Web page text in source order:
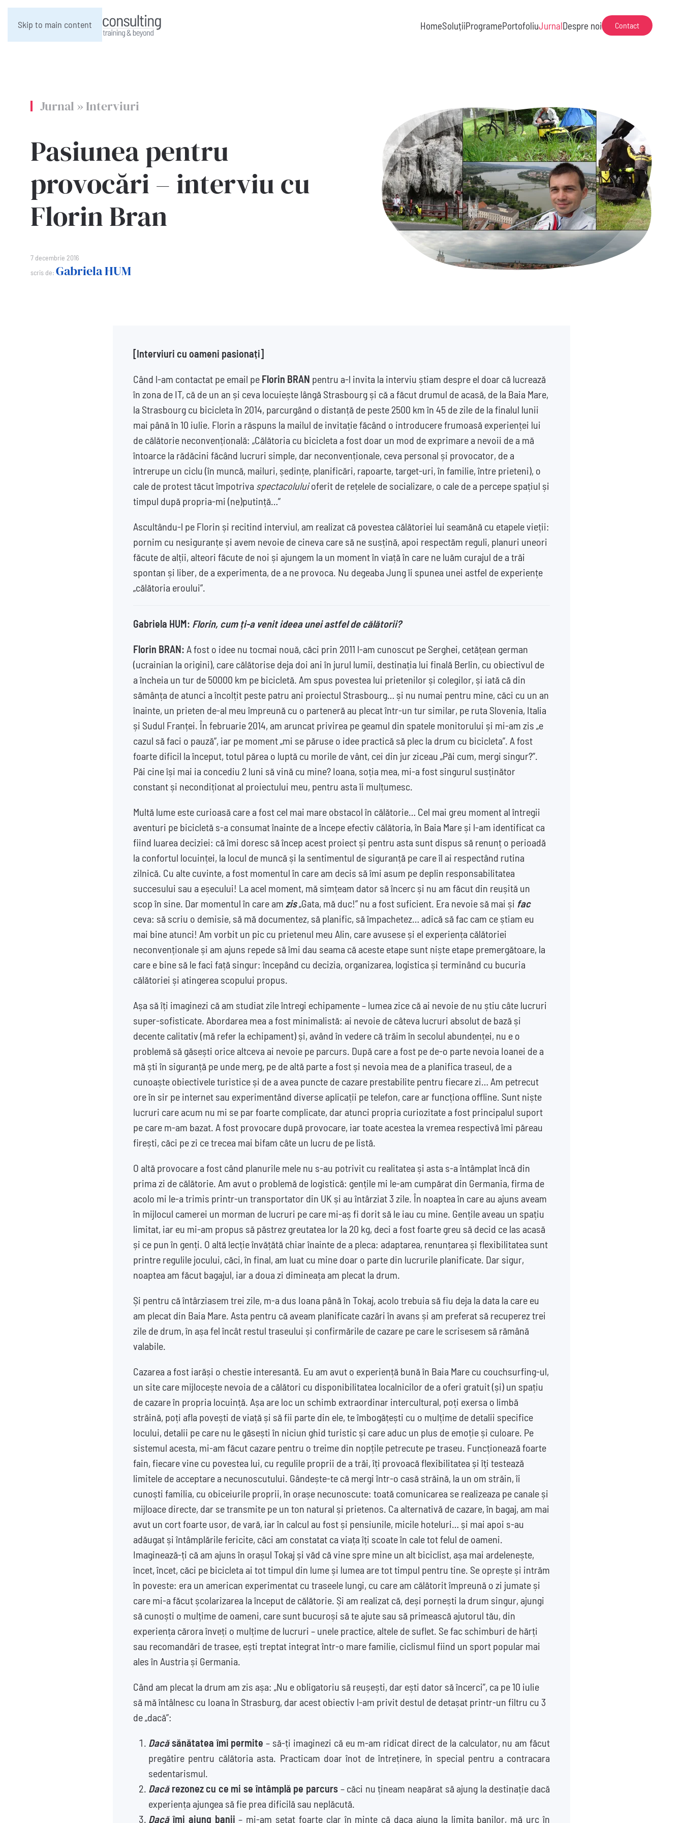
Skip to main content HomeSoluțiiProgramePortofoliuJurnalDespre noi Contact
Jurnal » Interviuri
Pasiunea pentru
provocări – interviu cu
Florin Bran
7 decembrie 2016
scris de: Gabriela HUM
[Interviuri cu oameni pasionați]
Când l-am contactat pe email pe Florin BRAN pentru a-l invita la interviu știam despre el doar că lucrează
în zona de IT, că de un an și ceva locuiește lângă Strasbourg și că a făcut drumul de acasă, de la Baia Mare,
la Strasbourg cu bicicleta în 2014, parcurgând o distanță de peste 2500 km în 45 de zile de la finalul lunii
mai până în 10 iulie. Florin a răspuns la mailul de invitație făcând o introducere frumoasă experienței lui
de călătorie neconvențională: „Călătoria cu bicicleta a fost doar un mod de exprimare a nevoii de a mă
întoarce la rădăcini făcând lucruri simple, dar neconvenționale, ceva personal și provocator, de a
întrerupe un ciclu (în muncă, mailuri, ședințe, planificări, rapoarte, target-uri, în familie, între prieteni), o
cale de protest tăcut împotriva spectacoluluioferit de rețelele de socializare, o cale de a percepe spațiul și
timpul după propria-mi (ne)putință…”
Ascultându-l pe Florin și recitind interviul, am realizat că povestea călătoriei lui seamănă cu etapele vieții:
pornim cu nesiguranțe și avem nevoie de cineva care să ne susțină, apoi respectăm reguli, planuri uneori
făcute de alții, alteori făcute de noi și ajungem la un moment în viață în care ne luăm curajul de a trăi
spontan și liber, de a experimenta, de a ne provoca. Nu degeaba Jung îi spunea unei astfel de experiențe
„călătoria eroului”.
Gabriela HUM: Florin, cum ți-a venit ideea unei astfel de călătorii?
Florin BRAN: A fost o idee nu tocmai nouă, căci prin 2011 l-am cunoscut pe Serghei, cetățean german
(ucrainian la origini), care călătorise deja doi ani în jurul lumii, destinația lui finală Berlin, cu obiectivul de
a încheia un tur de 50000 km pe bicicletă. Am spus povestea lui prietenilor și colegilor, și iată că din
sămânța de atunci a încolțit peste patru ani proiectul Strasbourg… și nu numai pentru mine, căci cu un an
înainte, un prieten de-al meu împreună cu o parteneră au plecat într-un tur similar, pe ruta Slovenia, Italia
și Sudul Franței. În februarie 2014, am aruncat privirea pe geamul din spatele monitorului și mi-am zis „e
cazul să faci o pauză”, iar pe moment „mi se păruse o idee practică să plec la drum cu bicicleta”. A fost
foarte dificil la început, totul părea o luptă cu morile de vânt, cei din jur ziceau „Păi cum, mergi singur?”.
Păi cine își mai ia concediu 2 luni să vină cu mine? Ioana, soția mea, mi-a fost singurul susținător
constant și necondiționat al proiectului meu, pentru asta îi mulțumesc.
Multă lume este curioasă care a fost cel mai mare obstacol în călătorie… Cel mai greu moment al întregii
aventuri pe bicicletă s-a consumat înainte de a începe efectiv călătoria, în Baia Mare și l-am identificat ca
fiind luarea deciziei: că îmi doresc să încep acest proiect și pentru asta sunt dispus să renunț o perioadă
la confortul locuinței, la locul de muncă și la sentimentul de siguranță pe care îl ai respectând rutina
zilnică. Cu alte cuvinte, a fost momentul în care am decis să îmi asum pe deplin responsabilitatea
succesului sau a eșecului! La acel moment, mă simțeam dator să încerc și nu am făcut din reușită un
scop în sine. Dar momentul în care am zis„Gata, mă duc!” nu a fost suficient. Era nevoie să mai și fac
ceva: să scriu o demisie, să mă documentez, să planific, să împachetez… adică să fac cam ce știam eu
mai bine atunci! Am vorbit un pic cu prietenul meu Alin, care avusese și el experiența călătoriei
neconvenționale și am ajuns repede să îmi dau seama că aceste etape sunt niște etape premergătoare, la
care e bine să le faci față singur: începând cu decizia, organizarea, logistica și terminând cu bucuria
călătoriei și atingerea scopului propus.
Așa să îți imaginezi că am studiat zile întregi echipamente – lumea zice că ai nevoie de nu știu câte lucruri
super-sofisticate. Abordarea mea a fost minimalistă: ai nevoie de câteva lucruri absolut de bază și
decente calitativ (mă refer la echipament) și, având în vedere că trăim în secolul abundenței, nu e o
problemă să găsești orice altceva ai nevoie pe parcurs. După care a fost pe de-o parte nevoia Ioanei de a
mă ști în siguranță pe unde merg, pe de altă parte a fost și nevoia mea de a planifica traseul, de a
cunoaște obiectivele turistice și de a avea puncte de cazare prestabilite pentru fiecare zi… Am petrecut
ore în sir pe internet sau experimentând diverse aplicații pe telefon, care ar funcționa offline. Sunt niște
lucruri care acum nu mi se par foarte complicate, dar atunci propria curiozitate a fost principalul suport
pe care m-am bazat. A fost provocare după provocare, iar toate acestea la vremea respectivă îmi păreau
firești, căci pe zi ce trecea mai bifam câte un lucru de pe listă.
O altă provocare a fost când planurile mele nu s-au potrivit cu realitatea și asta s-a întâmplat încă din
prima zi de călătorie. Am avut o problemă de logistică: gențile mi le-am cumpărat din Germania, firma de
acolo mi le-a trimis printr-un transportator din UK și au întârziat 3 zile. În noaptea în care au ajuns aveam
în mijlocul camerei un morman de lucruri pe care mi-aș fi dorit să le iau cu mine. Gențile aveau un spațiu
limitat, iar eu mi-am propus să păstrez greutatea lor la 20 kg, deci a fost foarte greu să decid ce las acasă
și ce pun în genți. O altă lecție învățătă chiar înainte de a pleca: adaptarea, renunțarea și flexibilitatea sunt
printre regulile jocului, căci, în final, am luat cu mine doar o parte din lucrurile planificate. Dar sigur,
noaptea am făcut bagajul, iar a doua zi dimineața am plecat la drum.
Și pentru că întârziasem trei zile, m-a dus Ioana până în Tokaj, acolo trebuia să fiu deja la data la care eu
am plecat din Baia Mare. Asta pentru că aveam planificate cazări în avans și am preferat să recuperez trei
zile de drum, în așa fel încât restul traseului și confirmările de cazare pe care le scrisesem să rămână
valabile.
Cazarea a fost iarăși o chestie interesantă. Eu am avut o experiență bună în Baia Mare cu couchsurfing-ul,
un site care mijlocește nevoia de a călători cu disponibilitatea localnicilor de a oferi gratuit (și) un spațiu
de cazare în propria locuință. Așa are loc un schimb extraordinar intercultural, poți exersa o limbă
străină, poți afla povești de viață și să fii parte din ele, te îmbogățești cu o mulțime de detalii specifice
locului, detalii pe care nu le găsești în niciun ghid turistic și care aduc un plus de emoție și culoare. Pe
sistemul acesta, mi-am făcut cazare pentru o treime din nopțile petrecute pe traseu. Funcționează foarte
fain, fiecare vine cu povestea lui, cu regulile proprii de a trăi, îți provoacă flexibilitatea și îți testează
limitele de acceptare a necunoscutului. Gândește-te că mergi într-o casă străină, la un om străin, îi
cunoști familia, cu obiceiurile proprii, în orașe necunoscute: toată comunicarea se realizeaza pe canale și
mijloace directe, dar se transmite pe un ton natural și prietenos. Ca alternativă de cazare, în bagaj, am mai
avut un cort foarte usor, de vară, iar în calcul au fost și pensiunile, micile hoteluri… și mai apoi s-au
adăugat și întâmplările fericite, căci am constatat ca viața îți scoate în cale tot felul de oameni.
Imaginează-ți că am ajuns în orașul Tokaj și văd că vine spre mine un alt biciclist, așa mai ardelenește,
încet, încet, căci pe bicicleta ai tot timpul din lume și lumea are tot timpul pentru tine. Se oprește și intrăm
în poveste: era un american experimentat cu traseele lungi, cu care am călătorit împreună o zi jumate și
care mi-a făcut școlarizarea la început de călătorie. Și am realizat că, deși pornești la drum singur, ajungi
să cunoști o mulțime de oameni, care sunt bucuroși să te ajute sau să primească ajutorul tău, din
experiența cărora înveți o mulțime de lucruri – unele practice, altele de suflet. Se fac schimburi de hărți
sau recomandări de trasee, ești treptat integrat într-o mare familie, ciclismul fiind un sport popular mai
ales în Austria și Germania.
Când am plecat la drum am zis așa: „Nu e obligatoriu să reușești, dar ești dator să încerci”, ca pe 10 iulie
să mă întâlnesc cu Ioana în Strasburg, dar acest obiectiv l-am privit destul de detașat printr-un filtru cu 3
de „dacă”:
Dacăsănătatea îmi permite – să-ți imaginezi că eu m-am ridicat direct de la calculator, nu am făcut
pregătire pentru călătoria asta. Practicam doar înot de întreținere, în special pentru a contracara
sedentarismul.
Dacărezonez cu ce mi se întâmplă pe parcurs– căci nu țineam neapărat să ajung la destinație dacă
experiența ajungea să fie prea dificilă sau neplăcută.
Dacăîmi ajung banii – mi-am setat foarte clar în minte că daca ajung la limita banilor, mă urc în